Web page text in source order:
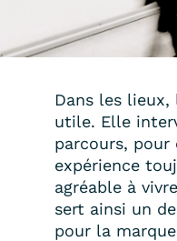
Dans les
utile. Elle
parcours,
expérience
agréable à
sert ainsi un
pour la